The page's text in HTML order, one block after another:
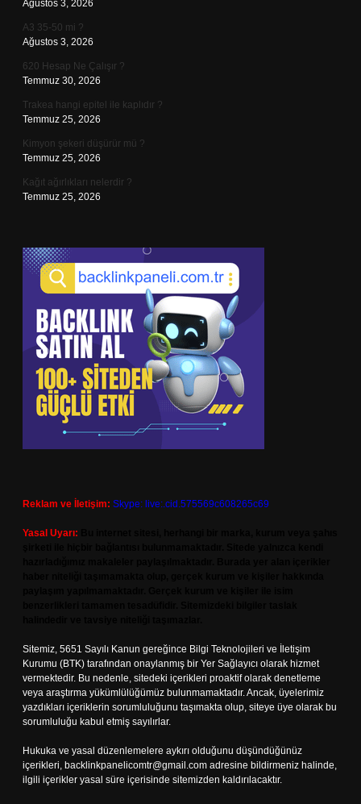
Ağustos 3, 2026
A3 35-50 mi ?
Ağustos 3, 2026
620 Hesap Ne Çalışır ?
Temmuz 30, 2026
Trakea hangi epitel ile kaplıdır ?
Temmuz 25, 2026
Kimyon şekeri düşürür mü ?
Temmuz 25, 2026
Kağıt ağırlıkları nelerdir ?
Temmuz 25, 2026
Reklam ve İletişim: Skype: live:.cid.575569c608265c69
Yasal Uyarı:
Sitemiz, 5651 Sayılı Kanun gereğince Bilgi Teknolojileri ve İletişim
Kurumu (BTK) tarafından onaylanmış bir Yer Sağlayıcı olarak hizmet
vermektedir. Bu nedenle, sitedeki içerikleri proaktif olarak denetleme
veya araştırma yükümlülüğümüz bulunmamaktadır. Ancak, üyelerimiz
yazdıkları içeriklerin sorumluluğunu taşımakta olup, siteye üye olarak bu
sorumluluğu kabul etmiş sayılırlar.
Hukuka ve yasal düzenlemelere aykırı olduğunu düşündüğünüz
içerikleri, backlinkpanelicomtr@gmail.com adresine bildirmeniz halinde,
ilgili içerikler yasal süre içerisinde sitemizden kaldırılacaktır.